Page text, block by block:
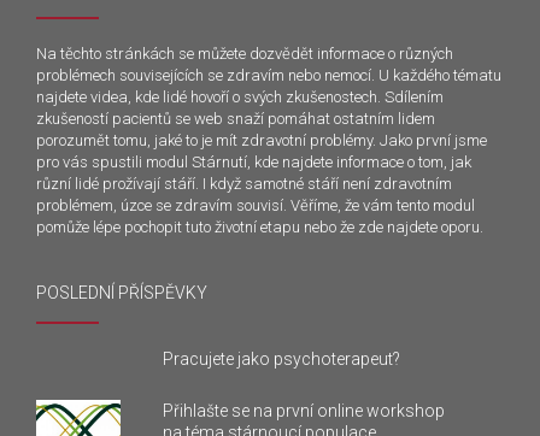
Na těchto stránkách se můžete dozvědět informace o různých
problémech souvisejících se zdravím nebo nemocí. U každého tématu
najdete videa, kde lidé hovoří o svých zkušenostech. Sdílením
zkušeností pacientů se web snaží pomáhat ostatním lidem
porozumět tomu, jaké to je mít zdravotní problémy. Jako první jsme
pro vás spustili modul Stárnutí, kde najdete informace o tom, jak
různí lidé prožívají stáří. I když samotné stáří není zdravotním
problémem, úzce se zdravím souvisí. Věříme, že vám tento modul
pomůže lépe pochopit tuto životní etapu nebo že zde najdete oporu.
POSLEDNÍ PŘÍSPĚVKY
Pracujete jako psychoterapeut?
Přihlašte se na první online workshop